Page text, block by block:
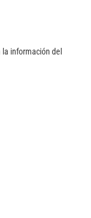
información del